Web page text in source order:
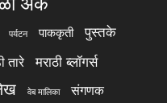
पर्यटन पाककृती पुस्तके
तारे मराठी ब्लॉगर्स
वेब मालिका संगणक